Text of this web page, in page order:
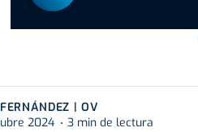
| OV
2024
3 min de lectura